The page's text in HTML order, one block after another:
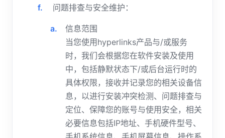
问题排查与安全维护：
信息范围
当您使用hyperlinks产品与/或服务
时，我们会根据您在软件安装及使用
中，包括静默状态下/或后台运行时的
具体权限，接收并记录您的相关设备信
息，以进行安装冲突检测、问题排查与
定位、保障您的账号与使用安全，相关
必要信息包括IP地址、手机硬件型号、